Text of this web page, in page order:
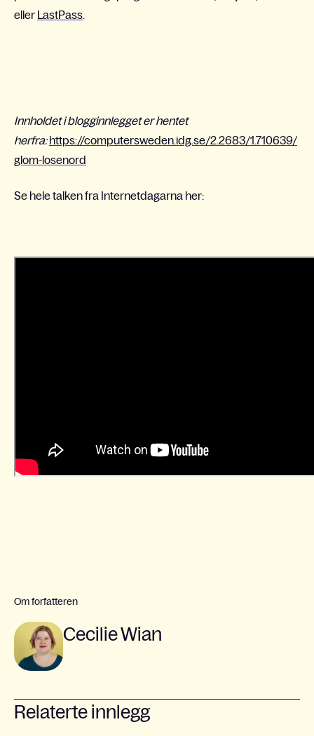
eller LastPass.
Innholdet i blogginnlegget er hentet
herfra: https://computersweden.idg.se/2.2683/1.710639/
glom-losenord
Se hele talken fra Internetdagarna her:
Om forfatteren
Cecilie Wian
Relaterte innlegg